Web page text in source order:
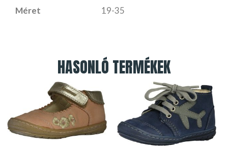
Méret
19-35
HASONLÓ TERMÉKEK